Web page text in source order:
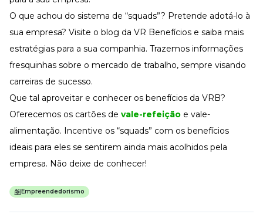
O que achou do sistema de “squads”? Pretende adotá-lo à
sua empresa? Visite o blog da VR Benefícios e saiba mais
estratégias para a sua companhia. Trazemos informações
fresquinhas sobre o mercado de trabalho, sempre visando
carreiras de sucesso.
Que tal aproveitar e conhecer os benefícios da VRB?
Oferecemos os cartões de vale-refeição e vale-
alimentação. Incentive os “squads” com os benefícios
ideais para eles se sentirem ainda mais acolhidos pela
empresa. Não deixe de conhecer!
Empreendedorismo